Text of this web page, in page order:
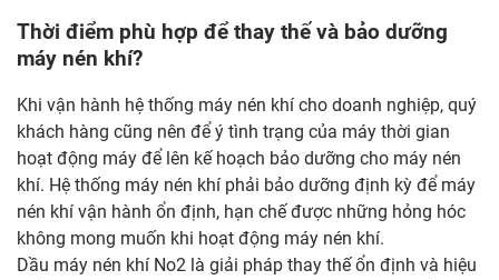
Thời điểm phù hợp để thay thế và bảo dưỡng
máy nén khí?
Khi vận hành hệ thống máy nén khí cho doanh nghiệp, quý
khách hàng cũng nên để ý tình trạng của máy thời gian
hoạt động máy để lên kế hoạch bảo dưỡng cho máy nén
khí. Hệ thống máy nén khí phải bảo dưỡng định kỳ để máy
nén khí vận hành ổn định, hạn chế được những hỏng hóc
không mong muốn khi hoạt động máy nén khí.
Dầu máy nén khí No2 là giải pháp thay thế ổn định và hiệu